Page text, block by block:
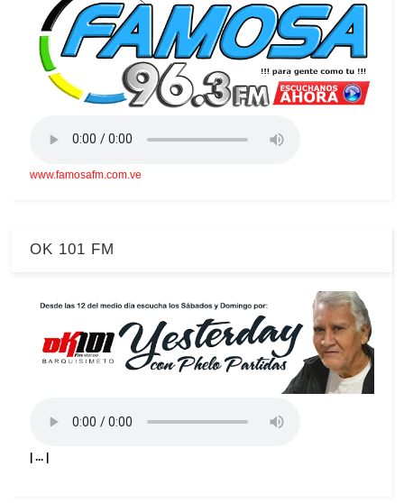
www.famosafm.com.ve
OK 101 FM
| ... |